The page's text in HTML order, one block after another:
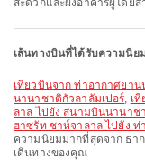
สะดวกและผังอาคารผู้โดย
เส้นทางบินที่ได้รับความนิย
เที่ยวบินจาก ท่าอากาศยานนานาชาติฮาซรัท ชาห์จาลาล ไปยัง ท่าอากาศยาน
นานาชาติกัวลาลัมเปอร์, เ
ลาล ไปยัง สนามบินนานาช
ฮาซรัท ชาห์จาลาล ไปยัง
ความนิยมมากที่สุดจาก ธา
เดินทางของคุณ